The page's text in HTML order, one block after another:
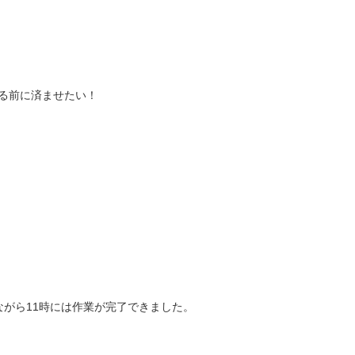
前に済ませたい！
ら11時には作業が完了できました。